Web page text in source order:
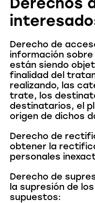
Derecho de
información
están siendo
finalidad del
realizando, las
trate, los
destinatarios, el
origen de dichos
Derecho de
obtener la
personales
Derecho de
la supresión de
supuestos: